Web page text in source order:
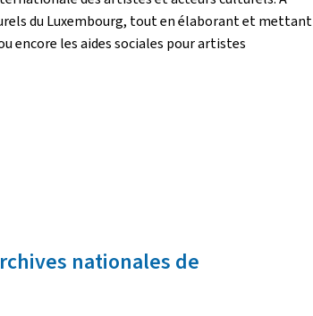
du Luxembourg, tout en élaborant et mettant
encore les aides sociales pour artistes
nationales de